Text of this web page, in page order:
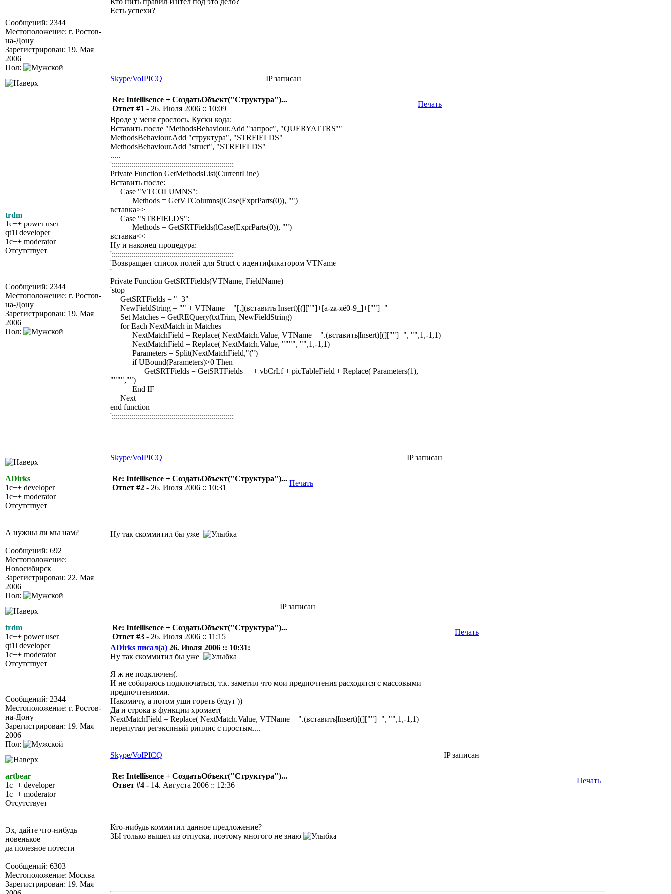
Сообщений: 2344
Местоположение: г. Ростов-
на-Дону
Зарегистрирован: 19. Мая
2006
Пол:
Кто нить правил Интел под это дело?
Есть успехи?
Skype/VoIPICQ IP записан
trdm
1c++ power user
qt1l developer
1c++ moderator
Отсутствует
Сообщений: 2344
Местоположение: г. Ростов-
на-Дону
Зарегистрирован: 19. Мая
2006
Пол:
Re: Intellisence + СоздатьОбъект("Структура")...
Ответ #1 - 26. Июля 2006 :: 10:09
Печать
Вроде у меня срослось. Куски кода:
Вставить после "MethodsBehaviour.Add "запрос", "QUERYATTRS""
MethodsBehaviour.Add "структура", "STRFIELDS"
MethodsBehaviour.Add "struct", "STRFIELDS"
.....
':::::::::::::::::::::::::::::::::::::::::::::::::::::::::::::
Private Function GetMethodsList(CurrentLine)
Вставить после:
Case "VTCOLUMNS":
Methods = GetVTColumns(lCase(ExprParts(0)), "")
вставка>>
Case "STRFIELDS":
Methods = GetSRTFields(lCase(ExprParts(0)), "")
вставка<<
Ну и наконец процедура:
':::::::::::::::::::::::::::::::::::::::::::::::::::::::::::::
'Возвращает список полей для Struct с идентификатором VTName
'
Private Function GetSRTFields(VTName, FieldName)
'stop
GetSRTFields = " 3"
NewFieldString = "" + VTName + "[.](вставить|Insert)[(][""]+[a-zа-яё0-9_]+[""]+"
Set Matches = GetREQuery(txtTrim, NewFieldString)
for Each NextMatch in Matches
NextMatchField = Replace( NextMatch.Value, VTName + ".(вставить|Insert)[(][""]+", "",1,-1,1)
NextMatchField = Replace( NextMatch.Value, """", "",1,-1,1)
Parameters = Split(NextMatchField,"(")
if UBound(Parameters)>0 Then
GetSRTFields = GetSRTFields + + vbCrLf + picTableField + Replace( Parameters(1),
"""","")
End IF
Next
end function
':::::::::::::::::::::::::::::::::::::::::::::::::::::::::::::
Skype/VoIPICQ IP записан
ADirks
1c++ developer
1c++ moderator
Отсутствует
А нужны ли мы нам?
Сообщений: 692
Местоположение:
Новосибирск
Зарегистрирован: 22. Мая
2006
Пол:
Re: Intellisence + СоздатьОбъект("Структура")...
Ответ #2 - 26. Июля 2006 :: 10:31
Печать
Ну так скоммитил бы уже
IP записан
trdm
1c++ power user
qt1l developer
1c++ moderator
Отсутствует
Сообщений: 2344
Местоположение: г. Ростов-
на-Дону
Зарегистрирован: 19. Мая
2006
Пол:
Re: Intellisence + СоздатьОбъект("Структура")...
Ответ #3 - 26. Июля 2006 :: 11:15
Печать
ADirks писал(а) 26. Июля 2006 :: 10:31:
Ну так скоммитил бы уже
Я ж не подключен(.
И не собираюсь подключаться, т.к. заметил что мои предпочтения расходятся с массовыми
предпочтениями.
Накомичу, а потом уши гореть будут ))
Да и строка в функции хромает(
NextMatchField = Replace( NextMatch.Value, VTName + ".(вставить|Insert)[(][""]+", "",1,-1,1)
перепутал регэкспный риплис с простым....
Skype/VoIPICQ IP записан
artbear
1c++ developer
1c++ moderator
Отсутствует
Эх, дайте что-нибудь
новенькое
да полезное потести
Сообщений: 6303
Местоположение: Москва
Зарегистрирован: 19. Мая
Re: Intellisence + СоздатьОбъект("Структура")...
Ответ #4 - 14. Августа 2006 :: 12:36
Печать
Кто-нибудь коммитил данное предложение?
ЗЫ только вышел из отпуска, поэтому многого не знаю